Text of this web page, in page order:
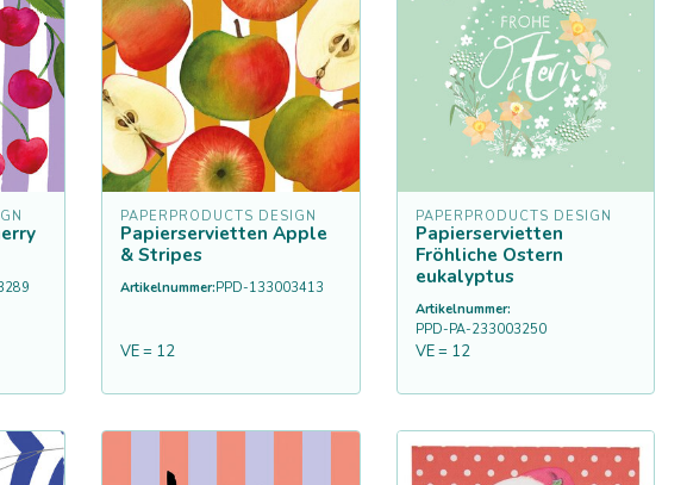
PAPERPRODUCTS DESIGN
Papierservietten Apple
& Stripes
Artikelnummer:PPD-133003413
VE = 12
PAPERPRODUCTS DESIGN
Papierservietten
Fröhliche Ostern
eukalyptus
Artikelnummer:
PPD-PA-233003250
VE = 12